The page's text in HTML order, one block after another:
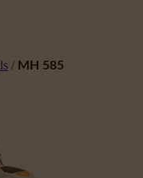
/ MH 585